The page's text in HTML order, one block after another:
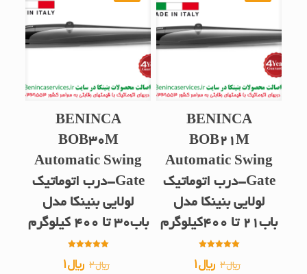
BENINCA
BOB21M
Automatic Swing
Gate-درب اتوماتیک
لولایی بنینکا مدل
باب21 تا 400کیلوگرم
5.00
از 5 ﷼2 قیمت
﷼1
BENINCA
BOB30M
Automatic Swing
Gate-درب اتوماتیک
لولایی بنینکا مدل
باب30 تا 400 کیلوگرم
5.00
از 5 ﷼2 قیمت
﷼1قیمت